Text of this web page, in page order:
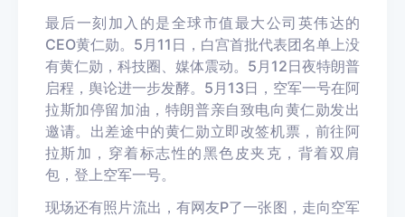
最后一刻加入的是全球市值最大公司英伟达的
CEO黄仁勋。5月11日，白宫首批代表团名单上没
有黄仁勋，科技圈、媒体震动。5月12日夜特朗普
启程，舆论进一步发酵。5月13日，空军一号在阿
拉斯加停留加油，特朗普亲自致电向黄仁勋发出
邀请。出差途中的黄仁勋立即改签机票，前往阿
拉斯加，穿着标志性的黑色皮夹克，背着双肩
包，登上空军一号。
现场还有照片流出，有网友P了一张图，走向空军